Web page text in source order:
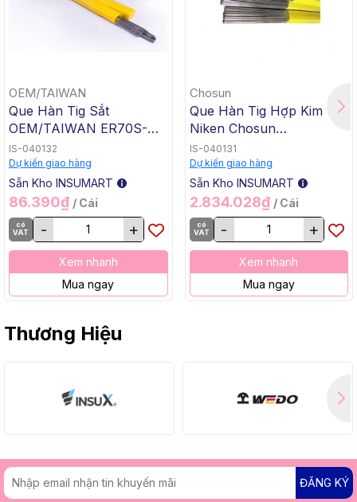
OEM/TAIWAN
Que Hàn Tig Sắt
OEM/TAIWAN ER70S-G
TG-50, 1.6x1000mm, 5 Kg
/ Hộp, 20 Kg / Thùng
IS-040132
Dự kiến giao hàng
Sẵn Kho INSUMART
86.390₫ / Cái
có
VAT
- +
Xem nhanh
Mua ngay
Chosun
Que Hàn Tig Hợp Kim
Niken Chosun
ERNiCrMo-3 TGC-625,
2.4x1000mm, 5 Kg / Hộp,
20 Kg / Thùng
IS-040131
Dự kiến giao hàng
Sẵn Kho INSUMART
2.834.028₫ / Cái
có
VAT
- +
Xem nhanh
Mua ngay
Thương Hiệu
ĐĂNG KÝ